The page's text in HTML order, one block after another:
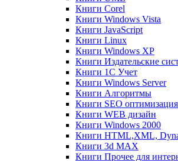
Книги Corel
Книги Windows Vista
Книги JavaScript
Книги Linux
Книги Windows XP
Книги Издательские
Книги 1C Учет
Книги Windows Server
Книги Алгоритмы
Книги SEO
Книги WEB дизайн
Книги Windows 2000
Книги HTML,XML,
Книги 3d MAX
Книги Прочее для